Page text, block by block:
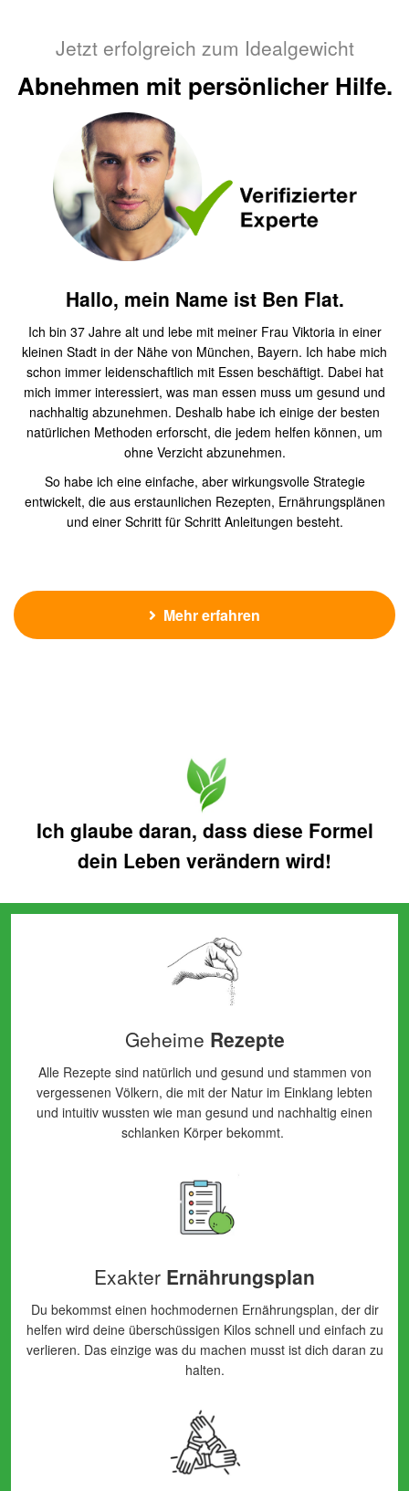
Jetzt erfolgreich zum Idealgewicht
Abnehmen mit persönlicher Hilfe.
Hallo, mein Name ist Ben Flat.
Ich bin 37 Jahre alt und lebe mit meiner Frau Viktoria in einer
kleinen Stadt in der Nähe von München, Bayern. Ich habe mich
schon immer leidenschaftlich mit Essen beschäftigt. Dabei hat
mich immer interessiert, was man essen muss um gesund und
nachhaltig abzunehmen. Deshalb habe ich einige der besten
natürlichen Methoden erforscht, die jedem helfen können, um
ohne Verzicht abzunehmen.
So habe ich eine einfache, aber wirkungsvolle Strategie
entwickelt, die aus erstaunlichen Rezepten, Ernährungsplänen
und einer Schritt für Schritt Anleitungen besteht.
Mehr erfahren
Ich glaube daran, dass diese Formel
dein Leben verändern wird!
Geheime Rezepte
Alle Rezepte sind natürlich und gesund und stammen von
vergessenen Völkern, die mit der Natur im Einklang lebten
und intuitiv wussten wie man gesund und nachhaltig einen
schlanken Körper bekommt.
Exakter Ernährungsplan
Du bekommst einen hochmodernen Ernährungsplan, der dir
helfen wird deine überschüssigen Kilos schnell und einfach zu
verlieren. Das einzige was du machen musst ist dich daran zu
halten.